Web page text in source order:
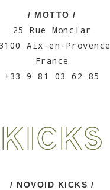
/ MOTTO /
25 Rue Monclar
Aix-en-Provence
France
+33 9 81 03 62 85
/ NOVOID KICKS /